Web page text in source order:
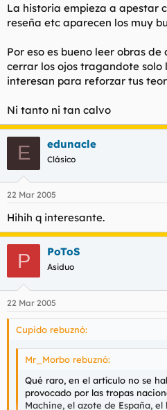
La historia empieza a apestar
reseña etc aparecen los muy
Por eso es bueno leer obras
cerrar los ojos tragandote solo
interesan para reforzar tus
Ni tanto ni tan calvo
E edunacle
Clásico
22 Mar 2005
Hihih q interesante.
P PoToS
Asiduo
22 Mar 2005
Cupido rebuznó:
Mr_Morbo rebuznó:
Qué raro, en el artículo no se
provocado por las tropas
Machine, el azote de España,